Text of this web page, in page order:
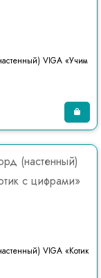
VIGA «Учим
VIGA «Котик